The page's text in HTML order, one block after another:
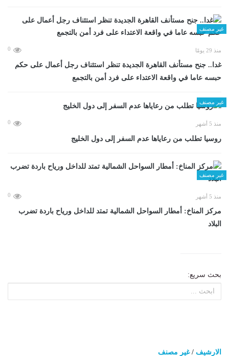
غير مصنف
منذ 29 يومًا 0
غدا.. جنح مستأنف القاهرة الجديدة تنظر استئناف رجل أعمال على حكم
حبسه عاما في واقعة الاعتداء على فرد أمن بالتجمع
غير مصنف
منذ 5 أشهر 0
روسيا تطلب من رعاياها عدم السفر إلى دول الخليج
غير مصنف
منذ 5 أشهر 0
مركز المناخ: أمطار السواحل الشمالية تمتد للداخل ورياح باردة تضرب
البلاد
بحث سريع:
الارشيف /غير مصنف